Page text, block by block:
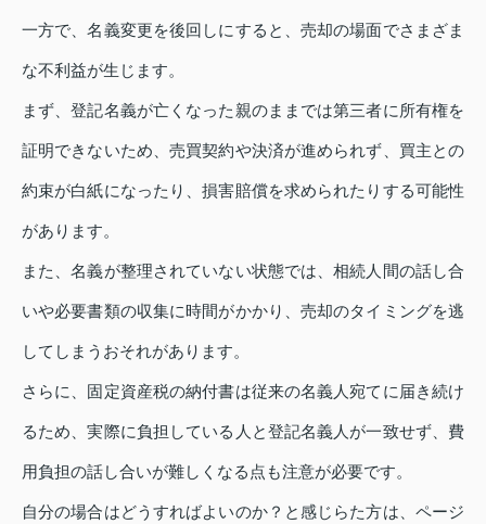
一方で、名義変更を後回しにすると、売却の場面でさまざま
な不利益が生じます。
まず、登記名義が亡くなった親のままでは第三者に所有権を
証明できないため、売買契約や決済が進められず、買主との
約束が白紙になったり、損害賠償を求められたりする可能性
があります。
また、名義が整理されていない状態では、相続人間の話し合
いや必要書類の収集に時間がかかり、売却のタイミングを逃
してしまうおそれがあります。
さらに、固定資産税の納付書は従来の名義人宛てに届き続け
るため、実際に負担している人と登記名義人が一致せず、費
用負担の話し合いが難しくなる点も注意が必要です。
自分の場合はどうすればよいのか？と感じらた方は、ページ